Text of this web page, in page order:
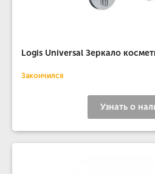
Logis Universal Зеркало
Закончился
Узнать о